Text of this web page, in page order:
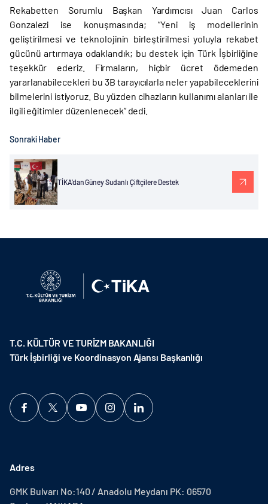
Rekabetten Sorumlu Başkan Yardımcısı Juan Carlos
Gonzalezi ise konuşmasında; “Yeni iş modellerinin
geliştirilmesi ve teknolojinin birleştirilmesi yoluyla rekabet
gücünü artırmaya odaklandık; bu destek için Türk İşbirliğine
teşekkür ederiz. Firmaların, hiçbir ücret ödemeden
yararlanabilecekleri bu 3B tarayıcılarla neler yapabileceklerini
bilmelerini istiyoruz. Bu yüzden cihazların kullanımı alanları ile
ilgili eğitimler düzenlenecek” dedi.
Sonraki Haber
TİKA’dan Güney Sudanlı Çiftçilere Destek
T.C. KÜLTÜR VE TURİZM BAKANLIĞI
Türk İşbirliği ve Koordinasyon Ajansı Başkanlığı
Adres
GMK Bulvarı No:140 / Anadolu Meydanı PK: 06570